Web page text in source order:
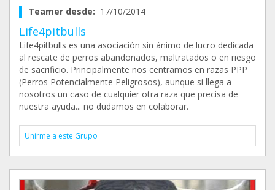
Teamer desde: 17/10/2014
Life4pitbulls
Life4pitbulls es una asociación sin ánimo de lucro dedicada
al rescate de perros abandonados, maltratados o en riesgo
de sacrificio. Principalmente nos centramos en razas PPP
(Perros Potencialmente Peligrosos), aunque si llega a
nosotros un caso de cualquier otra raza que precisa de
nuestra ayuda... no dudamos en colaborar.
Unirme a este Grupo